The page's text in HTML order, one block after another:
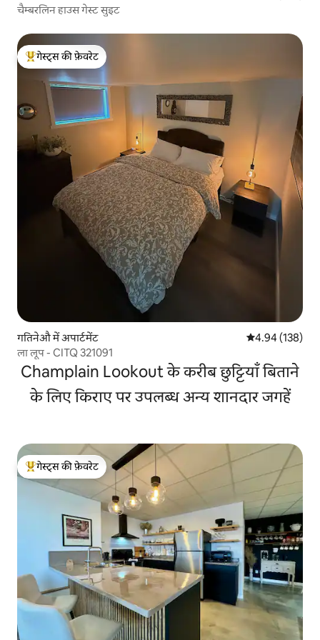
चैम्बरलिन हाउस गेस्ट सुइट
गेस्ट्स का टॉप फ़ेवरेट
गेस्ट्स की फ़ेवरेट
गतिनेऔ में अपार्टमेंट औसत रेटिंग 5 में से
4.94 (138)
ला लूप - CITQ 321091
Champlain Lookout के करीब छुट्टियाँ बिताने
के लिए किराए पर उपलब्ध अन्य शानदार जगहें
गेस्ट्स का टॉप फ़ेवरेट
गेस्ट्स की फ़ेवरेट